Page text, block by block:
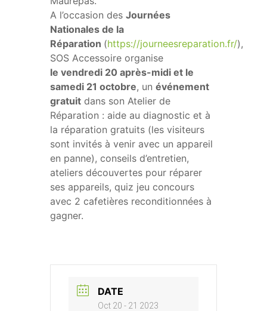
A l’occasion des Journées
Nationales de la
Réparation (https://journeesreparation.fr/),
SOS Accessoire organise
le vendredi 20 après-midi et le
samedi 21 octobre, un événement
gratuit dans son Atelier de
Réparation : aide au diagnostic et à
la réparation gratuits (les visiteurs
sont invités à venir avec un appareil
en panne), conseils d’entretien,
ateliers découvertes pour réparer
ses appareils, quiz jeu concours
avec 2 cafetières reconditionnées à
gagner.
DATE
Oct 20 - 21 2023